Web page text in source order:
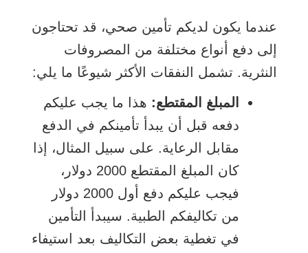
عندما يكون لديكم تأمين صحي، قد تحتاجون
إلى دفع أنواع مختلفة من المصروفات
النثرية. تشمل النفقات الأكثر شيوعًا ما يلي:
المبلغ المقتطع: هذا ما يجب عليكم
دفعه قبل أن يبدأ تأمينكم في الدفع
مقابل الرعاية. على سبيل المثال، إذا
كان المبلغ المقتطع 2000 دولار،
فيجب عليكم دفع أول 2000 دولار
من تكاليفكم الطبية. سيبدأ التأمين
في تغطية بعض التكاليف بعد استيفاء